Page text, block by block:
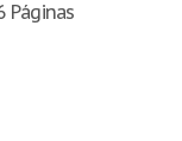
Páginas